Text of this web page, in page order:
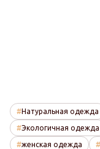
Натуральная одежда
Экологичная одежда
женская одежда